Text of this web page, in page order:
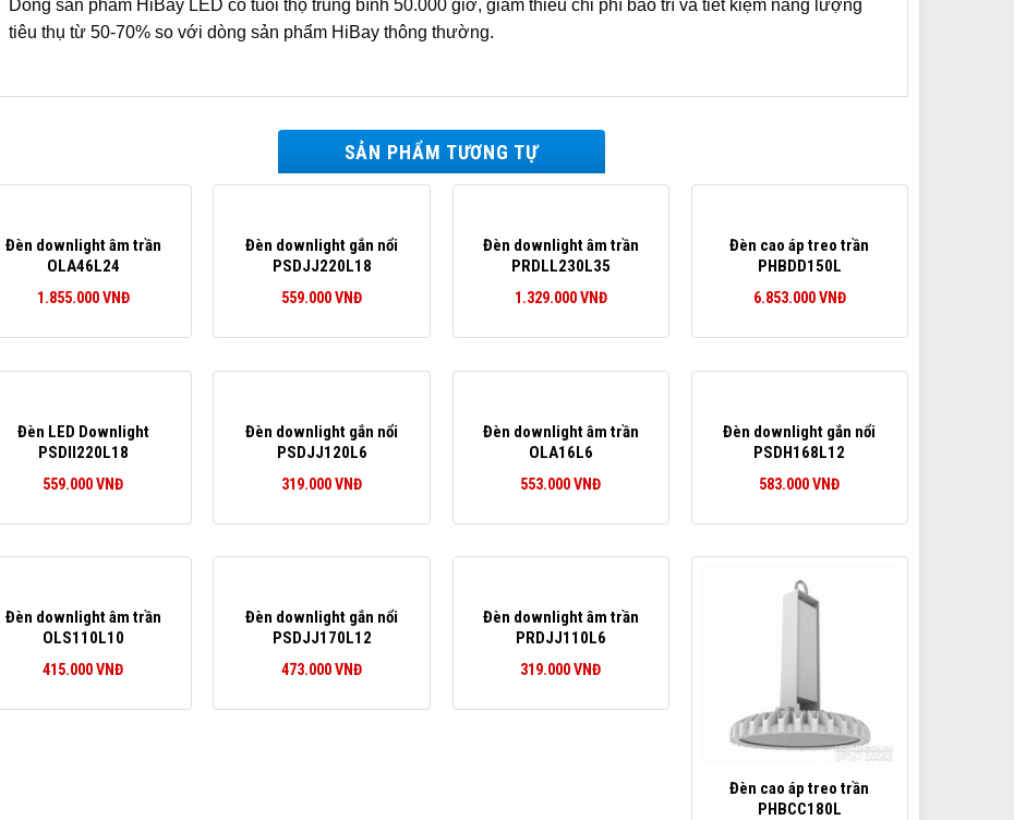
Dòng sản phẩm HiBay LED có tuổi thọ trung bình 50.000 giờ, giảm thiểu chi phí bảo trì và tiết kiệm năng lượng
tiêu thụ từ 50-70% so với dòng sản phẩm HiBay thông thường.
SẢN PHẨM TƯƠNG TỰ
Đèn downlight âm trần
OLA46L24
1.855.000VNĐ
Đèn downlight gắn nổi
PSDJJ220L18
559.000VNĐ
Đèn downlight âm trần
PRDLL230L35
1.329.000VNĐ
Đèn cao áp treo trần
PHBDD150L
6.853.000VNĐ
Đèn LED Downlight
PSDII220L18
559.000VNĐ
Đèn downlight gắn nổi
PSDJJ120L6
319.000VNĐ
Đèn downlight âm trần
OLA16L6
553.000VNĐ
Đèn downlight gắn nổi
PSDH168L12
583.000VNĐ
Đèn downlight âm trần
OLS110L10
415.000VNĐ
Đèn downlight gắn nổi
PSDJJ170L12
473.000VNĐ
Đèn downlight âm trần
PRDJJ110L6
319.000VNĐ
Đèn cao áp treo trần
PHBCC180L